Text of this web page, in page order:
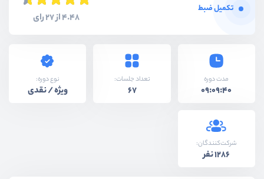
تکمیل ضبط
4.48 از 27 رای
مدت دوره
09:09:40
تعداد جلسات:
67
نوع دوره:
ویژه / نقدی
شرکت‌کنندگان:
1286 نفر